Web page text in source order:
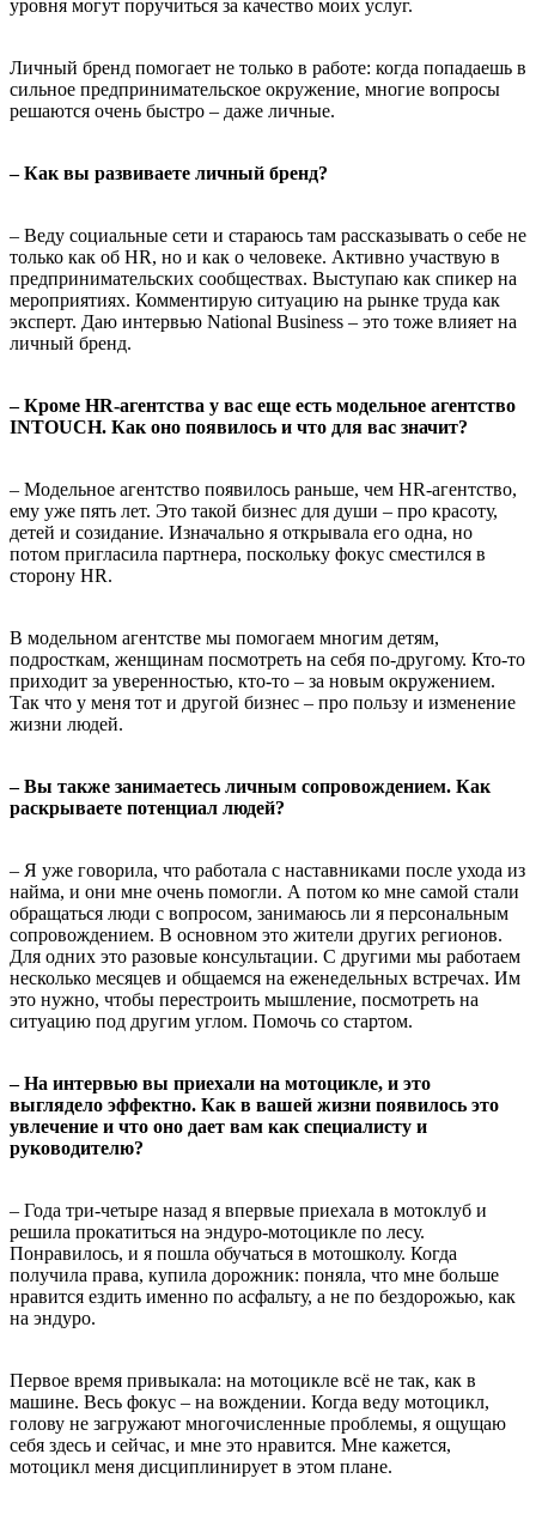
уровня могут поручиться за качество моих услуг.
Личный бренд помогает не только в работе: когда попадаешь в
сильное предпринимательское окружение, многие вопросы
решаются очень быстро – даже личные.
– Как вы развиваете личный бренд?
– Веду социальные сети и стараюсь там рассказывать о себе не
только как об HR, но и как о человеке. Активно участвую в
предпринимательских сообществах. Выступаю как спикер на
мероприятиях. Комментирую ситуацию на рынке труда как
эксперт. Даю интервью National Business – это тоже влияет на
личный бренд.
– Кроме HR-агентства у вас еще есть модельное агентство
INTOUCH. Как оно появилось и что для вас значит?
– Модельное агентство появилось раньше, чем HR-агентство,
ему уже пять лет. Это такой бизнес для души – про красоту,
детей и созидание. Изначально я открывала его одна, но
потом пригласила партнера, поскольку фокус сместился в
сторону HR.
В модельном агентстве мы помогаем многим детям,
подросткам, женщинам посмотреть на себя по-другому. Кто-то
приходит за уверенностью, кто-то – за новым окружением.
Так что у меня тот и другой бизнес – про пользу и изменение
жизни людей.
– Вы также занимаетесь личным сопровождением. Как
раскрываете потенциал людей?
– Я уже говорила, что работала с наставниками после ухода из
найма, и они мне очень помогли. А потом ко мне самой стали
обращаться люди с вопросом, занимаюсь ли я персональным
сопровождением. В основном это жители других регионов.
Для одних это разовые консультации. С другими мы работаем
несколько месяцев и общаемся на еженедельных встречах. Им
это нужно, чтобы перестроить мышление, посмотреть на
ситуацию под другим углом. Помочь со стартом.
– На интервью вы приехали на мотоцикле, и это
выглядело эффектно. Как в вашей жизни появилось это
увлечение и что оно дает вам как специалисту и
руководителю?
– Года три-четыре назад я впервые приехала в мотоклуб и
решила прокатиться на эндуро-мотоцикле по лесу.
Понравилось, и я пошла обучаться в мотошколу. Когда
получила права, купила дорожник: поняла, что мне больше
нравится ездить именно по асфальту, а не по бездорожью, как
на эндуро.
Первое время привыкала: на мотоцикле всё не так, как в
машине. Весь фокус – на вождении. Когда веду мотоцикл,
голову не загружают многочисленные проблемы, я ощущаю
себя здесь и сейчас, и мне это нравится. Мне кажется,
мотоцикл меня дисциплинирует в этом плане.